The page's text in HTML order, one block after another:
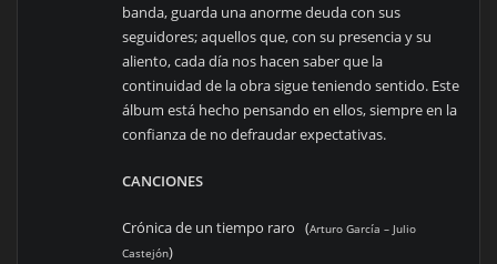
banda, guarda una anorme deuda con sus
seguidores; aquellos que, con su presencia y su
aliento, cada día nos hacen saber que la
continuidad de la obra sigue teniendo sentido. Este
álbum está hecho pensando en ellos, siempre en la
confianza de no defraudar expectativas.
CANCIONES
Crónica de un tiempo raro (Arturo García – Julio
Castejón)